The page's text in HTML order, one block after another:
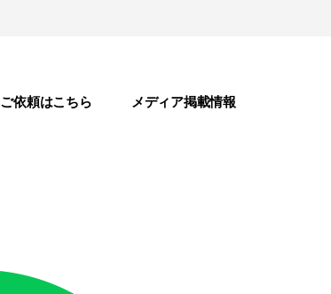
ご依頼はこちら メディア掲載情報